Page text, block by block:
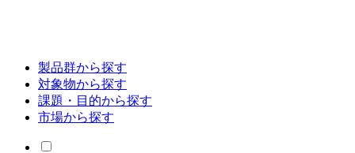
製品群から探す
対象物から探す
課題・目的から探す
市場から探す